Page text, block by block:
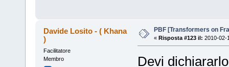
Davide Losito - ( Khana
)
Facilitatore
Membro
PBF [Transformers on
« Risposta #123 il: 2010-02-
Devi